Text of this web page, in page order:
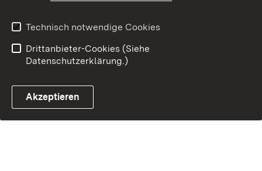
Technisch notwendige Cookies
Drittanbieter-Cookies (Siehe
Datenschutzerklärung.)
Akzeptieren